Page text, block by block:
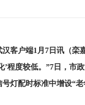
汉客户端1月7日讯（栾
’程度较低。”7日，市
号灯配时标准中增设“